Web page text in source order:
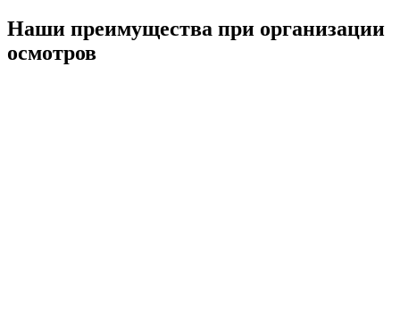
Наши преимущества при организации
осмотров